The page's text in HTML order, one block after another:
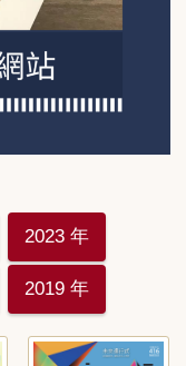
2023 年
2019 年